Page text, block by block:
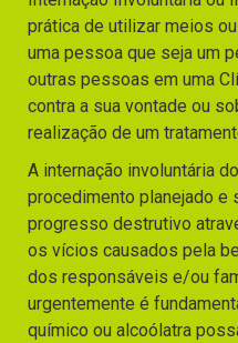
prática de utilizar meios
uma pessoa que seja um
outras pessoas em uma
contra a sua vontade ou
realização de um
A internação involuntária
procedimento planejado e
progresso destrutivo
os vícios causados pela
dos responsáveis e/ou
urgentemente é
químico ou alcoólatra